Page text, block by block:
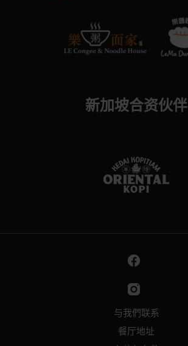
新加坡合资伙伴
与我們联系
餐厅地址